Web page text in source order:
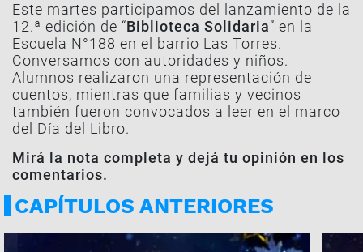
Este martes participamos del lanzamiento de la
12.ª edición de “Biblioteca Solidaria” en la
Escuela N°188 en el barrio Las Torres.
Conversamos con autoridades y niños.
Alumnos realizaron una representación de
cuentos, mientras que familias y vecinos
también fueron convocados a leer en el marco
del Día del Libro.
Mirá la nota completa y dejá tu opinión en los
comentarios.
CAPÍTULOS ANTERIORES